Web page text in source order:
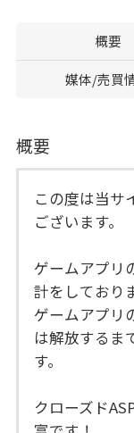
概要
媒体/売買
概要
この度は当サ
ございます。
ゲームアプリ
計をしており
ゲームアプリ
は解放するま
す。
クローズド